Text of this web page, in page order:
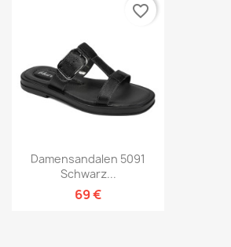
Damensandalen 5091
Schwarz...
69 €
favorite_border